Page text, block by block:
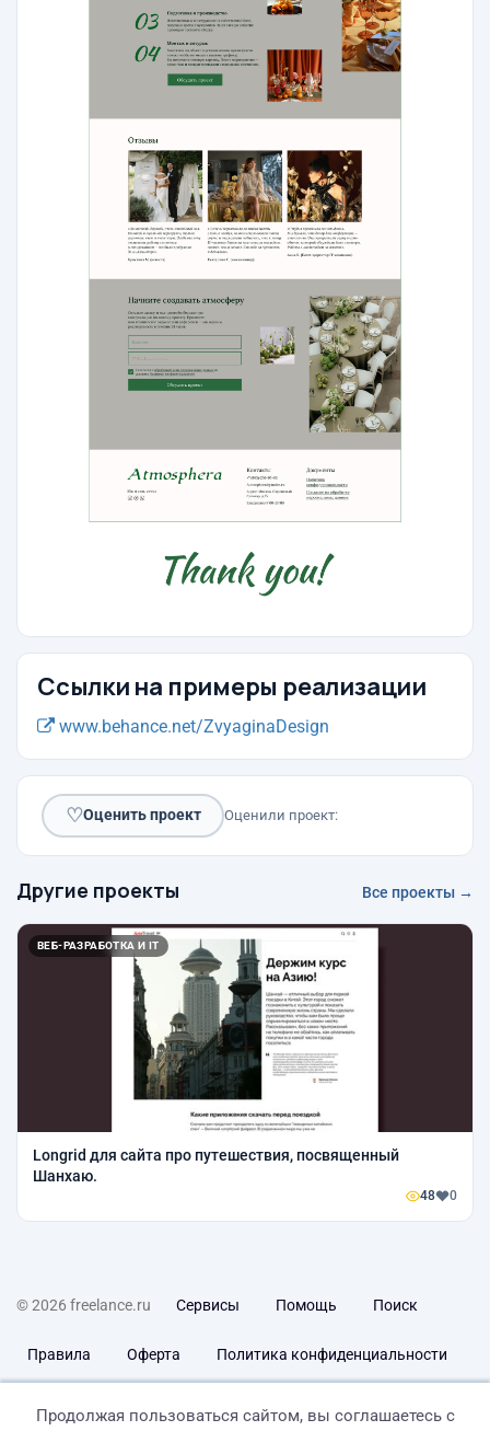
Ссылки на примеры реализации
www.behance.net/ZvyaginaDesign
♡Оценить проект Оценили проект:
Другие проекты Все проекты →
ВЕБ-РАЗРАБОТКА И IT
Longrid для сайта про путешествия, посвященный
Шанхаю.
48 0
© 2026 freelance.ru Сервисы Помощь Поиск
Правила Оферта Политика конфиденциальности
Продолжая пользоваться сайтом, вы соглашаетесь с